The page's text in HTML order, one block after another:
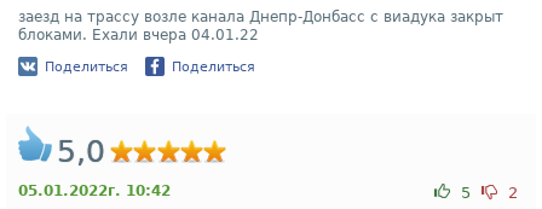
заезд на трассу возле канала Днепр-Донбасс с виадука закрыт
блоками. Ехали вчера 04.01.22
Поделиться Поделиться
5,0
05.01.2022г. 10:42 5 2